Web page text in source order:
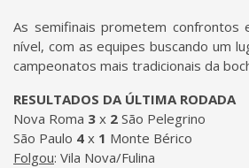
As semifinais prometem confrontos
nível, com as equipes buscando um
campeonatos mais tradicionais da
RESULTADOS DA ÚLTIMA RODADA
Nova Roma 3 x 2 São Pelegrino
São Paulo 4 x 1 Monte Bérico
Folgou: Vila Nova/Fulina